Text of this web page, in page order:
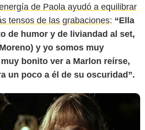
de Paola ayudó a equilibrar
tensos de las grabaciones: “Ella
de humor y de liviandad al set,
y yo somos muy
bonito ver a Marlon reírse,
un poco a él de su oscuridad”.